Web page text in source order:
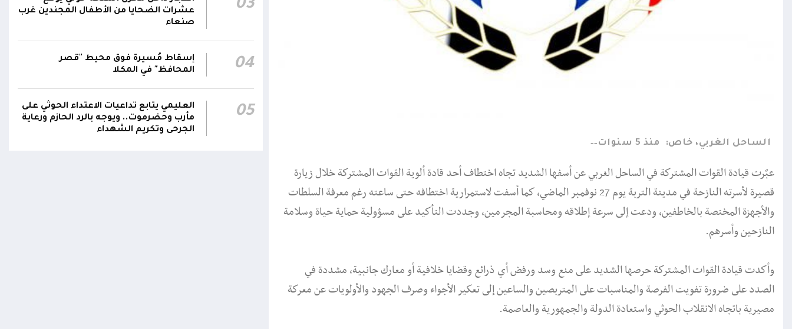
الساحل الغربي، خاص: منذ 5 سنوات
عبَّرت قيادة القوات المشتركة في الساحل الغربي عن أسفها الشديد تجاه اختطاف أحد قادة ألوية القوات المشتركة خلال زيارة
قصيرة لأسرته النازحة في مدينة التربة يوم 27 نوفمبر الماضي، كما أسفت لاستمرارية اختطافه حتى ساعته رغم معرفة السلطات
والأجهزة المختصة بالخاطفين، ودعت إلى سرعة إطلاقه ومحاسبة المجرمين، وجددت التأكيد على مسؤولية حماية حياة وسلامة
النازحين وأسرهم.
وأكدت قيادة القوات المشتركة حرصها الشديد على منع وسد ورفض أي ذرائع وقضايا خلافية أو معارك جانبية، مشددة في
الصدد على ضرورة تفويت الفرصة والمناسبات على المتربصين والساعين إلى تعكير الأجواء وصرف الجهود والأولويات عن معركة
مصيرية باتجاه الانقلاب الحوثي واستعادة الدولة والجمهورية والعاصمة.
01:12
أقر #مجلس_الدفاع_الوطني جملة من القرارات
والتوجيهات الهادفة إلى رفع مستوى الجاهزية
العسكرية والأمنية والدفاع المدني وتعزيز التنسيق
بين مؤسسات الدولة وحماية المدنيين والمنشآت
03
عشرات الضحايا من الأطفال المجندين غرب
صنعاء
04
إسقاط مُسيرة فوق محيط "قصر
المحافظ" في المكلا
05
العليمي يتابع تداعيات الاعتداء الحوثي على
مأرب وحضرموت.. ويوجه بالرد الحازم ورعاية
الجرحى وتكريم الشهداء